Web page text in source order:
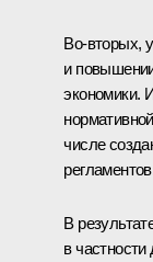
Во‑вторых,
и
экономики.
числе
В
в